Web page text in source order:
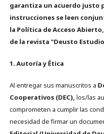
garantiza un acuerdo justo
instrucciones se leen
la Política de Acceso
de la revista "Deusto
1. Autoría y Ética
Al entregar sus manuscritos a
Cooperativos (DEC), los/las
comprometen a cumplir las
necesidad de firmar un